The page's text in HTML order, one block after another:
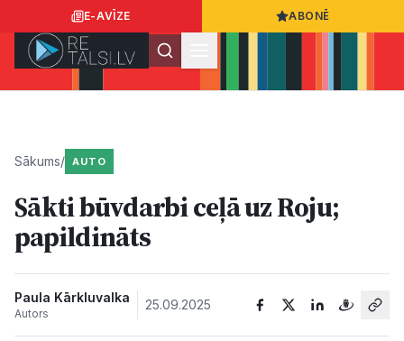
E-AVĪZE ABONĒ
Ziņas
Dzīvesstils
Sākums/ AUTO
Sākti būvdarbi ceļā uz Roju;
papildināts
Paula Kārkluvalka
Autors
25.09.2025